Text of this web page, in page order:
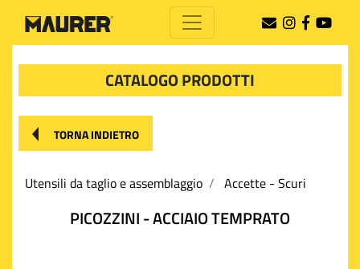
CATALOGO PRODOTTI
TORNA INDIETRO
Utensili da taglio e assemblaggio Accette - Scuri
PICOZZINI - ACCIAIO TEMPRATO